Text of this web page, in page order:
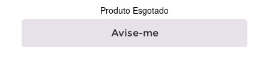
Produto Esgotado
Avise-me